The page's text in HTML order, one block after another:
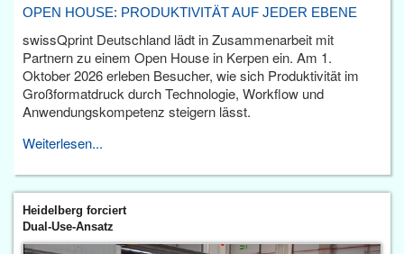
OPEN HOUSE: PRODUKTIVITÄT AUF JEDER EBENE
swissQprint Deutschland lädt in Zusammenarbeit mit
Partnern zu einem Open House in Kerpen ein. Am 1.
Oktober 2026 erleben Besucher, wie sich Produktivität im
Großformatdruck durch Technologie, Workflow und
Anwendungskompetenz steigern lässt.
Weiterlesen...
Heidelberg forciert
Dual-Use-Ansatz